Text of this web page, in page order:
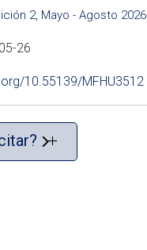
2, Mayo - Agosto 2026
26
10.55139/MFHU3512